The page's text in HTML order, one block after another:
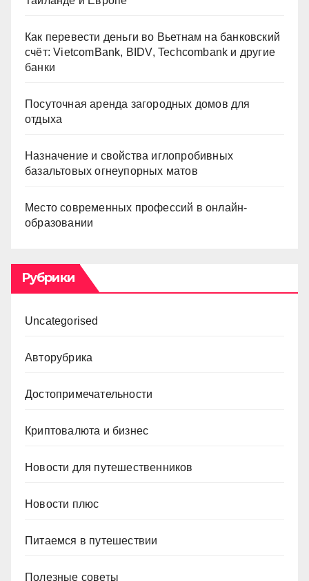
Как перевести деньги во Вьетнам на банковский
счёт: VietcomBank, BIDV, Techcombank и другие
банки
Посуточная аренда загородных домов для
отдыха
Назначение и свойства иглопробивных
базальтовых огнеупорных матов
Место современных профессий в онлайн-
образовании
Рубрики
Uncategorised
Авторубрика
Достопримечательности
Криптовалюта и бизнес
Новости для путешественников
Новости плюс
Питаемся в путешествии
Полезные советы